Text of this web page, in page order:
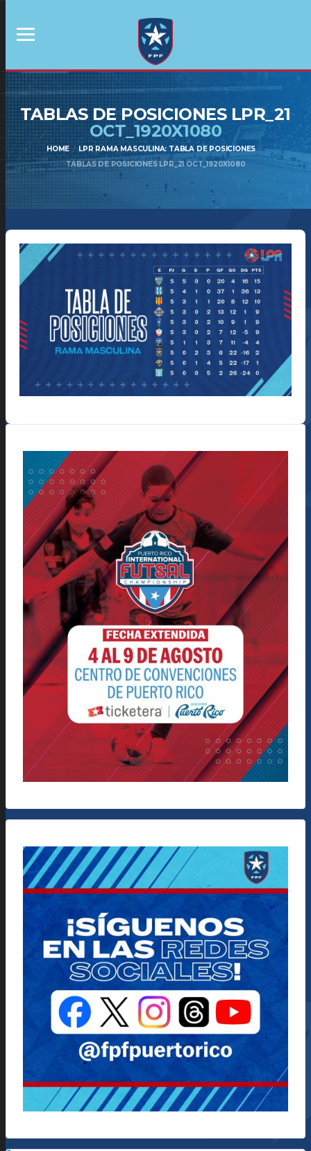
TABLAS DE POSICIONES LPR_21
OCT_1920X1080
HOME
LPR RAMA MASCULINA: TABLA DE POSICIONES
TABLAS DE POSICIONES LPR_21 OCT_1920X1080